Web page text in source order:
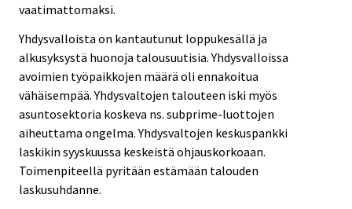
vaatimattomaksi.
Yhdysvalloista on kantautunut loppukesällä ja
alkusyksystä huonoja talousuutisia. Yhdysvalloissa
avoimien työpaikkojen määrä oli ennakoitua
vähäisempää. Yhdysvaltojen talouteen iski myös
asuntosektoria koskeva ns. subprime-luottojen
aiheuttama ongelma. Yhdysvaltojen keskuspankki
laskikin syyskuussa keskeistä ohjauskorkoaan.
Toimenpiteellä pyritään estämään talouden
laskusuhdanne.